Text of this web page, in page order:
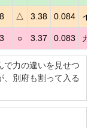
△ 3.38 0.084 イ
○ 3.37 0.083 カ
力の違いを見せつ
、別府も割って入る